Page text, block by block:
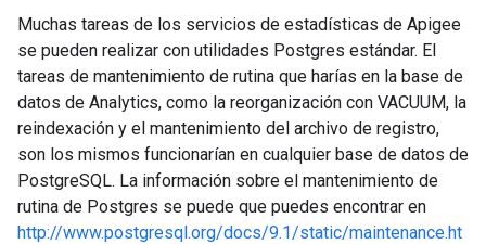
Muchas tareas de los servicios de estadísticas de Apigee
se pueden realizar con utilidades Postgres estándar. El
tareas de mantenimiento de rutina que harías en la base de
datos de Analytics, como la reorganización con VACUUM, la
reindexación y el mantenimiento del archivo de registro,
son los mismos funcionarían en cualquier base de datos de
PostgreSQL. La información sobre el mantenimiento de
rutina de Postgres se puede que puedes encontrar en
http://www.postgresql.org/docs/9.1/static/maintenance.ht